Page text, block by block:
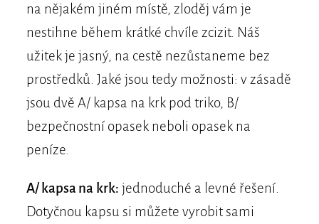
na nějakém jiném místě, zloděj vám je
nestihne během krátké chvíle zcizit. Náš
užitek je jasný, na cestě nezůstaneme bez
prostředků. Jaké jsou tedy možnosti: v zásadě
jsou dvě A/ kapsa na krk pod triko, B/
bezpečnostní opasek neboli opasek na
peníze.
A/ kapsa na krk: jednoduché a levné řešení.
Dotyčnou kapsu si můžete vyrobit sami